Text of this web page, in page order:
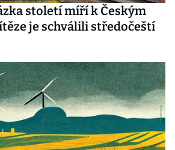
století míří k Českým
je schválili středočeští